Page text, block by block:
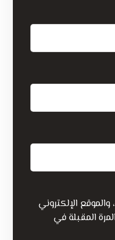
الإلكتروني
المقبلة في